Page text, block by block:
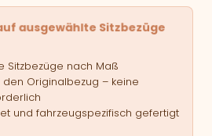
ausgewählte Sitzbezüge
Sitzbezüge nach Maß
Originalbezug – keine
und fahrzeugspezifisch gefertigt